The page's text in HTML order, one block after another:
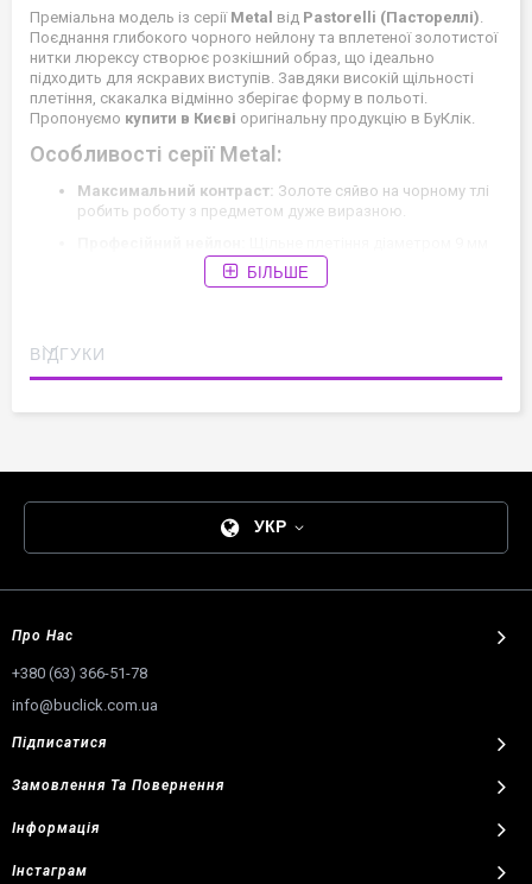
Преміальна модель із серії Metal від Pastorelli (Пастореллі).
Поєднання глибокого чорного нейлону та вплетеної золотистої
нитки люрексу створює розкішний образ, що ідеально
підходить для яскравих виступів. Завдяки високій щільності
плетіння, скакалка відмінно зберігає форму в польоті.
Пропонуємо купити в Києві оригінальну продукцію в БуКлік.
Особливості серії Metal:
Максимальний контраст: Золоте сяйво на чорному тлі
робить роботу з предметом дуже виразною.
забезпечує відмінну вагу для складних маніпуляцій.
Модель
Порада:Чорна скакалка із золотом — безпрограшний варіант
підготувати скакалку
БІЛЬШЕ
ВІДГУКИ
УКР
Про Нас
+380 (63) 366-51-78
info@buclick.com.ua
Підписатися
Замовлення Та Повернення
Інформація
Інстаграм